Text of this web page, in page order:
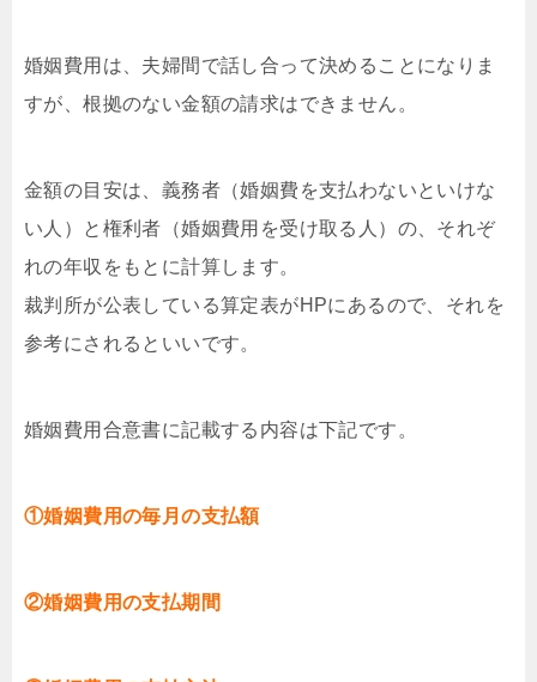
婚姻費用は、夫婦間で話し合って決めることになりま
すが、根拠のない金額の請求はできません。
金額の目安は、義務者（婚姻費を支払わないといけな
い人）と権利者（婚姻費用を受け取る人）の、それぞ
れの年収をもとに計算します。
裁判所が公表している算定表がHPにあるので、それを
参考にされるといいです。
婚姻費用合意書に記載する内容は下記です。
①婚姻費用の毎月の支払額
②婚姻費用の支払期間